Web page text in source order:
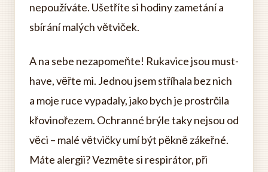
nepoužíváte. Ušetříte si hodiny zametání a
sbírání malých větviček.
A na sebe nezapomeňte! Rukavice jsou must-
have, věřte mi. Jednou jsem stříhala bez nich
a moje ruce vypadaly, jako bych je prostrčila
křovinořezem. Ochranné brýle taky nejsou od
věci – malé větvičky umí být pěkně zákeřné.
Máte alergii? Vezměte si respirátor, při